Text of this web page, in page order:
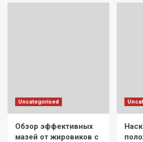
Uncategorised
Обзор эффективных
мазей от жировиков с